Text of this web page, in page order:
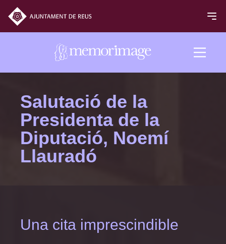
Edició 2024
PEL·LÍCULES
NOTICIES
Jurats
Salutació de la
Presidenta de la
Diputació, Noemí
Llauradó
Una cita imprescindible